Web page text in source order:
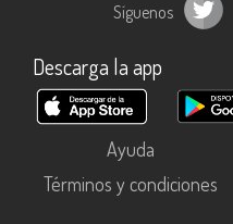
Síguenos
Descarga la app
Ayuda
Términos y condiciones